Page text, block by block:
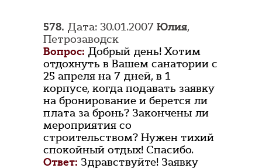
578. Дата: 30.01.2007 Юлия,
Петрозаводск
Вопрос: Добрый день! Хотим
отдохнуть в Вашем санатории с
25 апреля на 7 дней, в 1
корпусе, когда подавать заявку
на бронирование и берется ли
плата за бронь? Закончены ли
мероприятия со
строительством? Нужен тихий
спокойный отдых! Спасибо.
Ответ: Здравствуйте! Заявку